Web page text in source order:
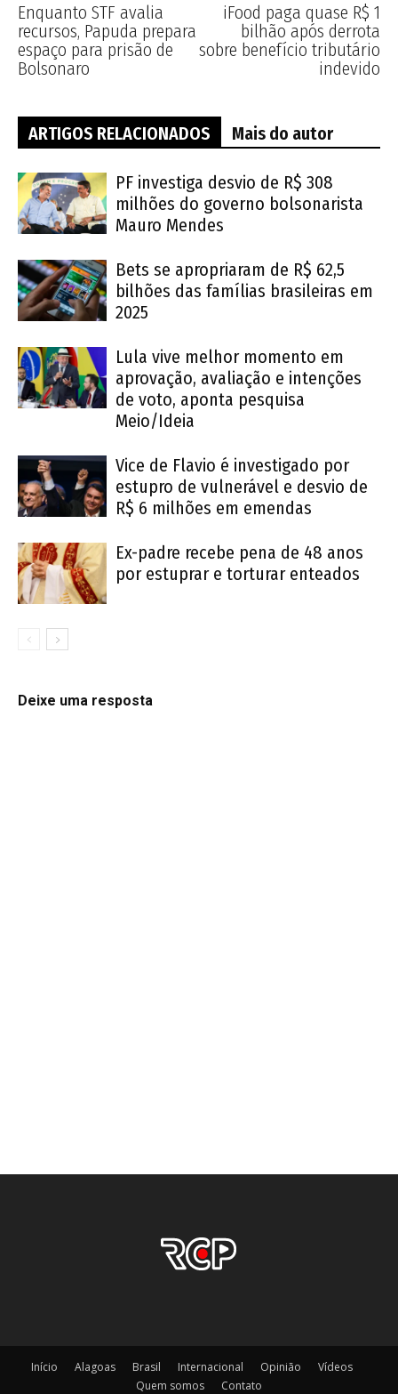
Enquanto STF avalia
recursos, Papuda prepara
espaço para prisão de
Bolsonaro
iFood paga quase R$ 1
bilhão após derrota
sobre benefício tributário
indevido
ARTIGOS RELACIONADOS Mais do autor
PF investiga desvio de R$ 308
milhões do governo bolsonarista
Mauro Mendes
Bets se apropriaram de R$ 62,5
bilhões das famílias brasileiras em
2025
Lula vive melhor momento em
aprovação, avaliação e intenções
de voto, aponta pesquisa
Meio/Ideia
Vice de Flavio é investigado por
estupro de vulnerável e desvio de
R$ 6 milhões em emendas
Ex-padre recebe pena de 48 anos
por estuprar e torturar enteados
Deixe uma resposta
Início Alagoas Brasil Internacional Opinião
Vídeos
Quem somos
Contato